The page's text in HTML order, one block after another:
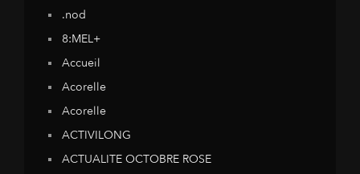
.nod
8:MEL+
Accueil
Acorelle
Acorelle
ACTIVILONG
ACTUALITE OCTOBRE ROSE